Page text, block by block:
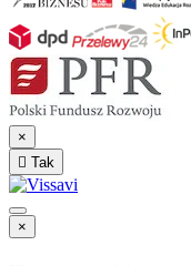
×
 Tak
×